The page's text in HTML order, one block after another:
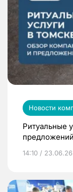
Новости
Ритуальные
14:10 / 23.06.26